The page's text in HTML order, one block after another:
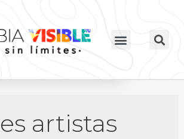
artistas